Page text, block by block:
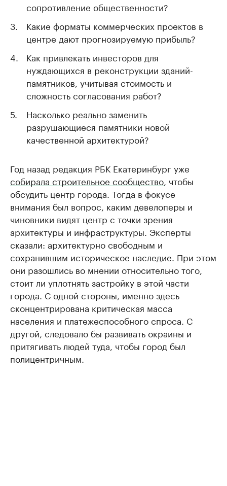
сопротивление общественности?
Какие форматы коммерческих проектов в
центре дают прогнозируемую прибыль?
Как привлекать инвесторов для
нуждающихся в реконструкции зданий-
памятников, учитывая стоимость и
сложность согласования работ?
Насколько реально заменить
разрушающиеся памятники новой
качественной архитектурой?
Год назад редакция РБК Екатеринбург уже
собирала строительное сообщество, чтобы
обсудить центр города. Тогда в фокусе
внимания был вопрос, каким девелоперы и
чиновники видят центр с точки зрения
архитектуры и инфраструктуры. Эксперты
сказали: архитектурно свободным и
сохранившим историческое наследие. При этом
они разошлись во мнении относительно того,
стоит ли уплотнять застройку в этой части
города. С одной стороны, именно здесь
сконцентрирована критическая масса
населения и платежеспособного спроса. С
другой, следовало бы развивать окраины и
притягивать людей туда, чтобы город был
полицентричным.